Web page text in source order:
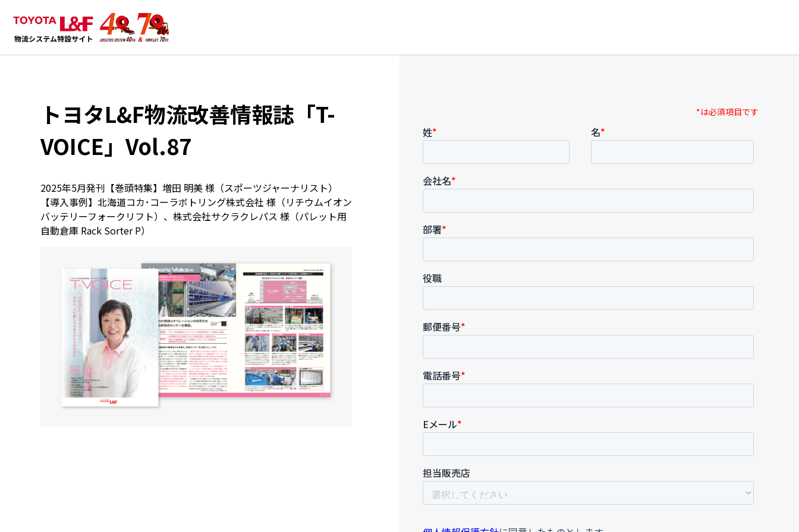
トヨタL&F物流改善情報誌「T-
VOICE」Vol.87
2025年5月発刊【巻頭特集】増田 明美 様（スポーツジャーナリスト）
【導入事例】北海道コカ･コーラボトリング株式会社 様（リチウムイオン
バッテリーフォークリフト）、株式会社サクラクレパス 様（パレット用
自動倉庫 Rack Sorter P）